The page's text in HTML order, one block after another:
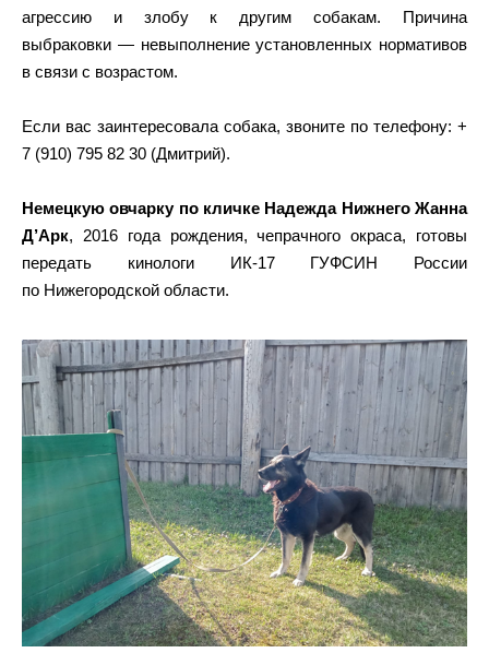
агрессию и злобу к другим собакам. Причина
выбраковки — невыполнение установленных нормативов
в связи с возрастом.
Если вас заинтересовала собака, звоните по телефону: +
7 (910) 795 82 30 (Дмитрий).
Немецкую овчарку по кличке Надежда Нижнего Жанна
Д’Арк, 2016 года рождения, чепрачного окраса, готовы
передать кинологи ИК-17 ГУФСИН России
по Нижегородской области.